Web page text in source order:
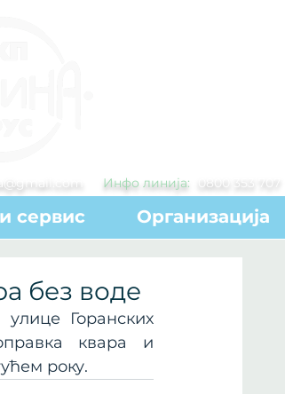
Инфо линија: 0800 353 707
сервис Организација
без воде
Горанских
квара и
року.